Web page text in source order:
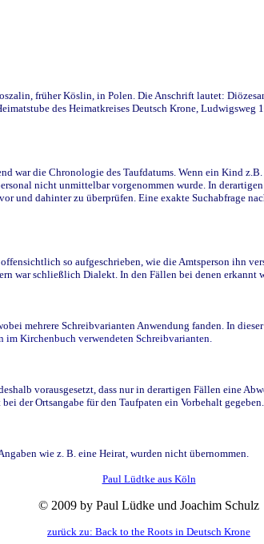
früher Köslin, in Polen. Die Anschrift lautet:
des Heimatkreises Deutsch Krone,
war die Chronologie des Taufdatums. Wenn ein Kind
nicht unmittelbar vorgenommen wurde. In
und dahinter zu überprüfen. Eine exakte Suchabfrage
so aufgeschrieben, wie die Amtsperson ihn
war schließlich Dialekt. In den Fällen bei denen
mehrere Schreibvarianten Anwendung fanden. In
Kirchenbuch verwendeten Schreibvarianten.
vorausgesetzt, dass nur in derartigen Fällen eine
der Ortsangabe für den Taufpaten ein Vorbehalt
wie z. B. eine Heirat, wurden nicht übernommen.
Paul Lüdtke aus Köln
© 2009 by Paul Lüdke und Joachim Schulz
zurück zu: Back to the Roots in Deutsch Krone